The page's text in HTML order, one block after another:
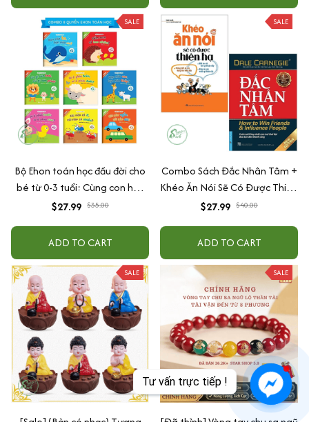
SALE
Bộ Ehon toán học đầu đời cho
bé từ 0-3 tuổi: Cùng con học
toán (song ngữ Việt Anh)
$27.99 $35.00
ADD TO CART
SALE
Combo Sách Đắc Nhân Tâm +
Khéo Ăn Nói Sẽ Có Được Thiên
Hạ
$27.99 $40.00
ADD TO CART
SALE SALE